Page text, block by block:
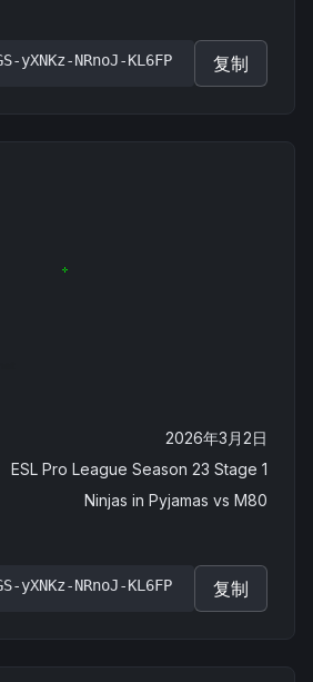
yXNKz-NRnoJ-KL6FP 复制
2026年3月2日
ESL Pro League Season 23 Stage 1
Ninjas in Pyjamas vs M80
yXNKz-NRnoJ-KL6FP 复制